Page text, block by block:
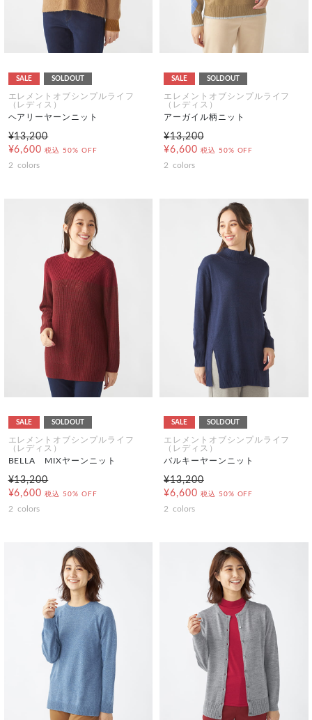
SALE SOLDOUT
エレメントオブシンプルライフ
（レディス）
ヘアリーヤーンニット
¥13,200
¥6,600 税込 50% OFF
2 colors
SALE SOLDOUT
エレメントオブシンプルライフ
（レディス）
アーガイル柄ニット
¥13,200
¥6,600 税込 50% OFF
2 colors
SALE SOLDOUT
エレメントオブシンプルライフ
（レディス）
BELLA MIXヤーンニット
¥13,200
¥6,600 税込 50% OFF
2 colors
SALE SOLDOUT
エレメントオブシンプルライフ
（レディス）
バルキーヤーンニット
¥13,200
¥6,600 税込 50% OFF
2 colors